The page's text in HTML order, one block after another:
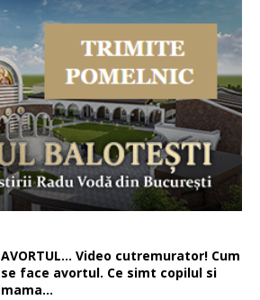
AVORTUL… Video cutremurator! Cum
se face avortul. Ce simt copilul si
mama…